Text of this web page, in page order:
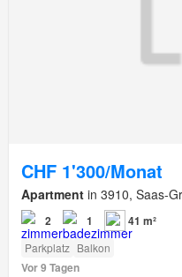
CHF 1'300/Monat
Apartment in 3910, Saas-
2 1 41 m²
Parkplatz Balkon
Vor 9 Tagen